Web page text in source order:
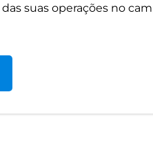
suas operações no